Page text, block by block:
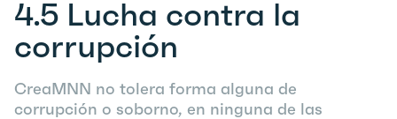
4.5 Lucha contra la
corrupción
CreaMNN no tolera forma alguna de
corrupción o soborno, en ninguna de las